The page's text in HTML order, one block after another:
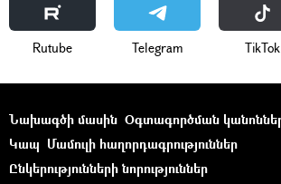
Rutube Telegram ТikТоk
Նախագծի մասին Օգտագործման
Կապ Մամուլի հաղորդագրություններ
Ընկերությունների նորություններ